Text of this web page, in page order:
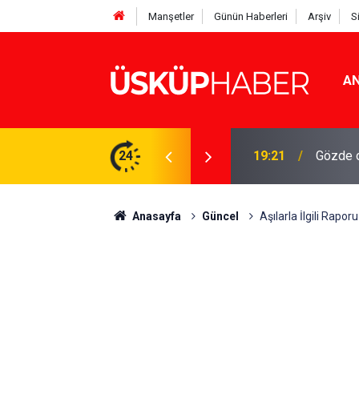
Manşetler Günün Haberleri Arşiv
24 19:21 Gözde
Anasayfa Güncel Aşılarla İlgili Raporu